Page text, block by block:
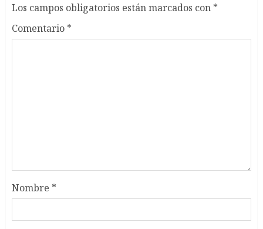
Los campos obligatorios están marcados con *
Comentario *
Nombre *